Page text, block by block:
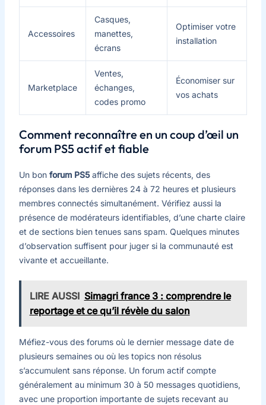
Accessoires
Casques,
manettes,
écrans
Optimiser votre
installation
Marketplace
Ventes,
échanges,
codes promo
Économiser sur
vos achats
Comment reconnaître en un coup d’œil un
forum PS5 actif et fiable
Un bon forum PS5affiche des sujets récents, des
réponses dans les dernières 24 à 72 heures et plusieurs
membres connectés simultanément. Vérifiez aussi la
présence de modérateurs identifiables, d’une charte claire
et de sections bien tenues sans spam. Quelques minutes
d’observation suffisent pour juger si la communauté est
vivante et accueillante.
LIRE AUSSI Simagri france 3 : comprendre le
reportage et ce qu’il révèle du salon
Méfiez-vous des forums où le dernier message date de
plusieurs semaines ou où les topics non résolus
s’accumulent sans réponse. Un forum actif compte
généralement au minimum 30 à 50 messages quotidiens,
avec une proportion importante de sujets recevant au